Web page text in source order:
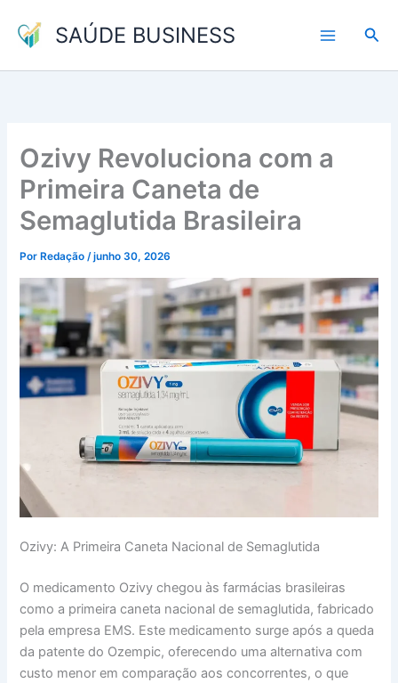
para
conteúdo
SAÚDE BUSINESS
Ozivy Revoluciona com a
Primeira Caneta de
Semaglutida Brasileira
Por Redação/junho 30, 2026
Ozivy: A Primeira Caneta Nacional de Semaglutida
O medicamento Ozivy chegou às farmácias brasileiras
como a primeira caneta nacional de semaglutida, fabricado
pela empresa EMS. Este medicamento surge após a queda
da patente do Ozempic, oferecendo uma alternativa com
custo menor em comparação aos concorrentes, o que